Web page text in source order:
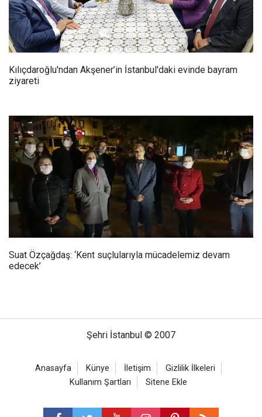
Kılıçdaroğlu'ndan Akşener’in İstanbul'daki evinde bayram
ziyareti
Suat Özçağdaş: ‘Kent suçlularıyla mücadelemiz devam
edecek’
Şehri İstanbul © 2007
Anasayfa Künye İletişim
Gizlilik İlkeleri
Kullanım Şartları
Sitene Ekle